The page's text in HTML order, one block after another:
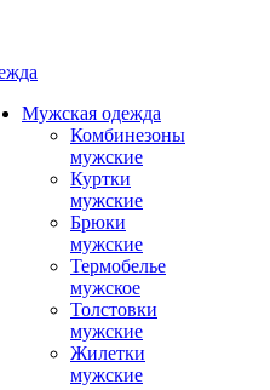
Мужская одежда
Комбинезоны
мужские
Куртки
мужские
Брюки
мужские
Термобелье
мужское
Толстовки
мужские
Жилетки
мужские